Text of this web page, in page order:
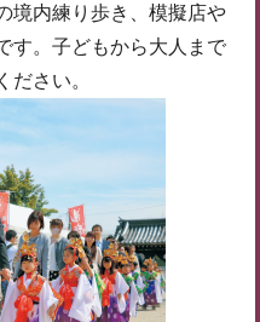
境内練り歩き、模擬店や
す。子どもから大人まで
ださい。